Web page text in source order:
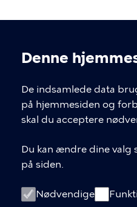
Denne
De indsamlede data
på hjemmesiden og
skal du acceptere
Du kan ændre dine valg
på siden.
Nødvendige
Kontakt
T
33 66
CVR-